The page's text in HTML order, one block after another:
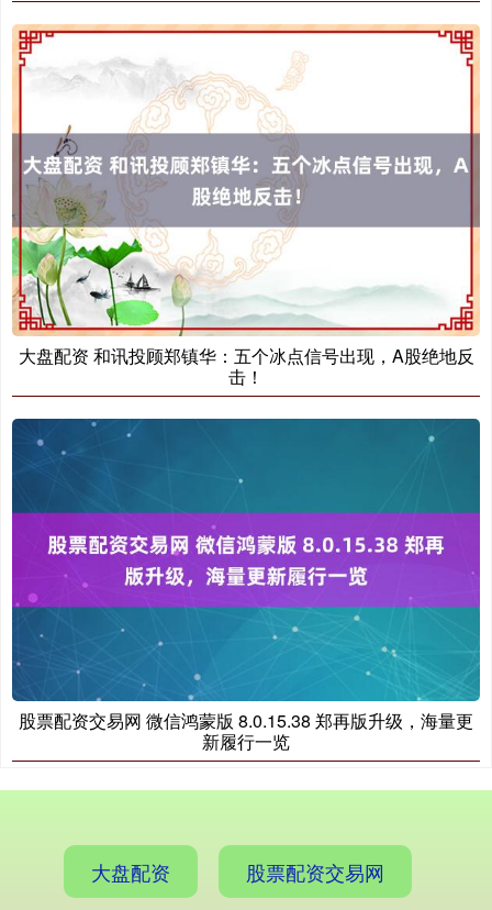
创业板指 3537.21 -25.90
基金指数 7247.38 +5.28 +0.07%
国债指数 229.80 +0.11 +0.05%
期指IC0
大盘配资 和讯投顾郑镇华：五个冰点信号出现，A股绝地反
击！
股票配资交易网 微信鸿蒙版 8.0.15.38 郑再版升级，海量更
新履行一览
大盘配资 股票配资交易网